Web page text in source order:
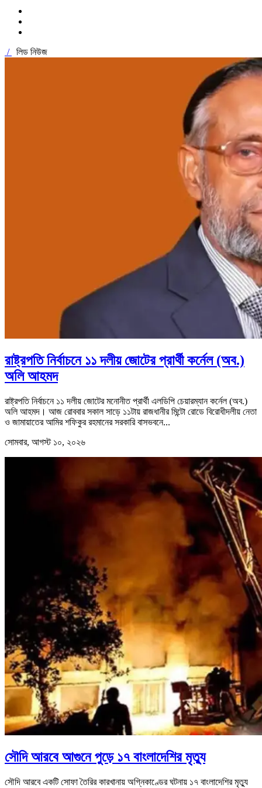
/ লিড নিউজ
রাষ্ট্রপতি নির্বাচনে ১১ দলীয় জোটের প্রার্থী কর্নেল (অব.)
অলি আহমদ
রাষ্ট্রপতি নির্বাচনে ১১ দলীয় জোটের মনোনীত প্রার্থী এলডিপি চেয়ারম্যান কর্নেল (অব.)
অলি আহমদ। আজ রোববার সকাল সাড়ে ১১টায় রাজধানীর মিন্টো রোডে বিরোধীদলীয় নেতা
ও জামায়াতের আমির শফিকুর রহমানের সরকারি বাসভবনে...
সোমবার, আগস্ট ১০, ২০২৬
সৌদি আরবে আগুনে পুড়ে ১৭ বাংলাদেশির মৃত্যু
সৌদি আরবে একটি সোফা তৈরির কারখানায় অগ্নিকাণ্ডের ঘটনায় ১৭ বাংলাদেশির মৃত্যু